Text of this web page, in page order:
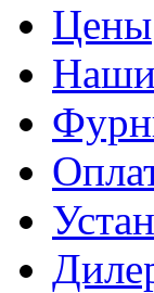
Цены